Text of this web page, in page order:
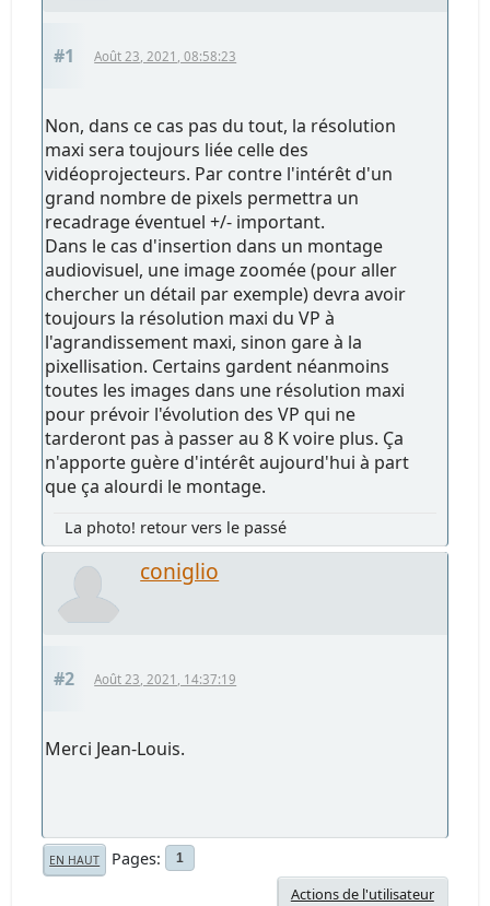
#1 Août 23, 2021, 08:58:23
Non, dans ce cas pas du tout, la résolution
maxi sera toujours liée celle des
vidéoprojecteurs. Par contre l'intérêt d'un
grand nombre de pixels permettra un
recadrage éventuel +/- important.
Dans le cas d'insertion dans un montage
audiovisuel, une image zoomée (pour aller
chercher un détail par exemple) devra avoir
toujours la résolution maxi du VP à
l'agrandissement maxi, sinon gare à la
pixellisation. Certains gardent néanmoins
toutes les images dans une résolution maxi
pour prévoir l'évolution des VP qui ne
tarderont pas à passer au 8 K voire plus. Ça
n'apporte guère d'intérêt aujourd'hui à part
que ça alourdi le montage.
La photo! retour vers le passé
coniglio
#2 Août 23, 2021, 14:37:19
Merci Jean-Louis.
EN HAUT Pages 1
Actions de l'utilisateur